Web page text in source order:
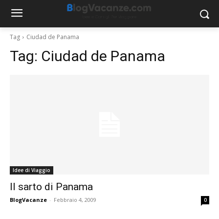
Tag Ciudad de Panama
Tag: Ciudad de Panama
Idee di Viaggio
Il sarto di Panama
BlogVacanze - Febbraio 4, 2009 0